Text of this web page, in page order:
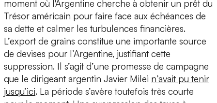
moment où l'Argentine cherche à obtenir un prêt du
Trésor américain pour faire face aux échéances de
sa dette et calmer les turbulences financières.
L’export de grains constitue une importante source
de devises pour l’Argentine, justifiant cette
suppression. Il s’agit d’une promesse de campagne
que le dirigeant argentin Javier Milei n’avait pu tenir
jusqu’ici. La période s’avère toutefois très courte